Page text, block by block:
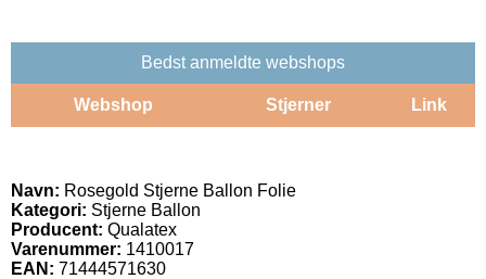
Bedst anmeldte webshops
Webshop Stjerner Link
Navn: Rosegold Stjerne Ballon Folie
Kategori: Stjerne Ballon
Producent: Qualatex
Varenummer: 1410017
EAN: 71444571630